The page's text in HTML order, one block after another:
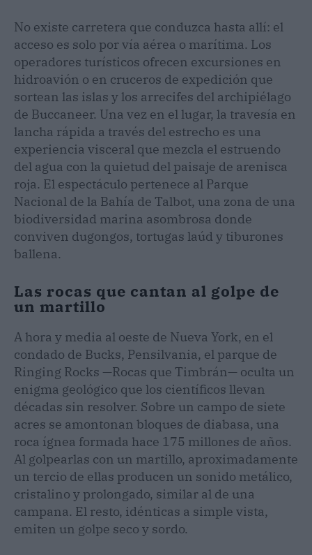
No existe carretera que conduzca hasta allí: el
acceso es solo por vía aérea o marítima. Los
operadores turísticos ofrecen excursiones en
hidroavión o en cruceros de expedición que
sortean las islas y los arrecifes del archipiélago
de Buccaneer. Una vez en el lugar, la travesía en
lancha rápida a través del estrecho es una
experiencia visceral que mezcla el estruendo
del agua con la quietud del paisaje de arenisca
roja. El espectáculo pertenece al Parque
Nacional de la Bahía de Talbot, una zona de una
biodiversidad marina asombrosa donde
conviven dugongos, tortugas laúd y tiburones
ballena.
Las rocas que cantan al golpe de
un martillo
A hora y media al oeste de Nueva York, en el
condado de Bucks, Pensilvania, el parque de
Ringing Rocks —Rocas que Timbrán— oculta un
enigma geológico que los científicos llevan
décadas sin resolver. Sobre un campo de siete
acres se amontonan bloques de diabasa, una
roca ígnea formada hace 175 millones de años.
Al golpearlas con un martillo, aproximadamente
un tercio de ellas producen un sonido metálico,
cristalino y prolongado, similar al de una
campana. El resto, idénticas a simple vista,
emiten un golpe seco y sordo.